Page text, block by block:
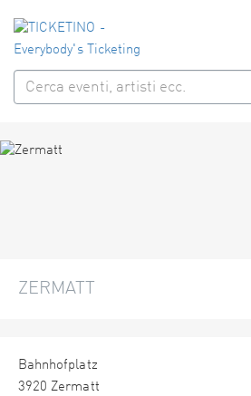
ZERMATT
Bahnhofplatz
3920 Zermatt